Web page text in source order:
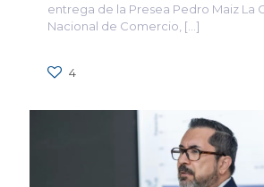
entrega de la Presea Pedro Maiz La
Nacional de Comercio, […]
4